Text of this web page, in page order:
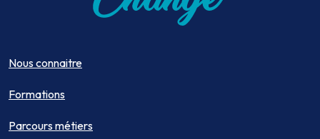
Nous connaitre
Formations
Parcours métiers